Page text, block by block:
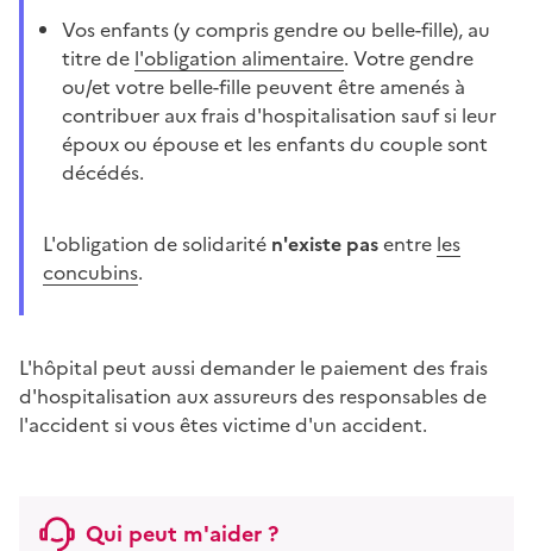
Vos enfants (y compris gendre ou belle-fille), au
titre de l'obligation alimentaire. Votre gendre
ou/et votre belle-fille peuvent être amenés à
contribuer aux frais d'hospitalisation sauf si leur
époux ou épouse et les enfants du couple sont
décédés.
L'obligation de solidarité n'existe pasentre les
concubins.
L'hôpital peut aussi demander le paiement des frais
d'hospitalisation aux assureurs des responsables de
l'accident si vous êtes victime d'un accident.
Qui peut m'aider ?